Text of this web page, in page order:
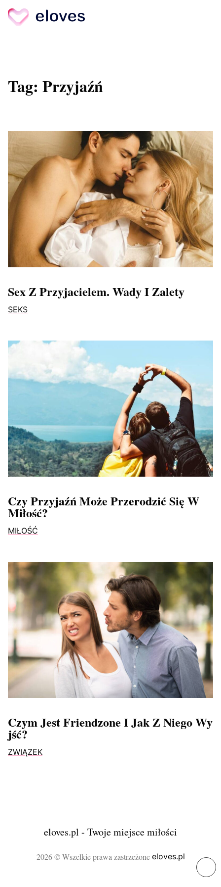
Tag: Przyjaźń
Sex Z Przyjacielem. Wady I Zalety
SEKS
Czy Przyjaźń Może Przerodzić Się W
Miłość?
MIŁOŚĆ
Czym Jest Friendzone I Jak Z Niego Wy
Jść?
ZWIĄZEK
eloves.pl - Twoje miejsce miłości
2026 © Wszelkie prawa zastrzeżone eloves.pl